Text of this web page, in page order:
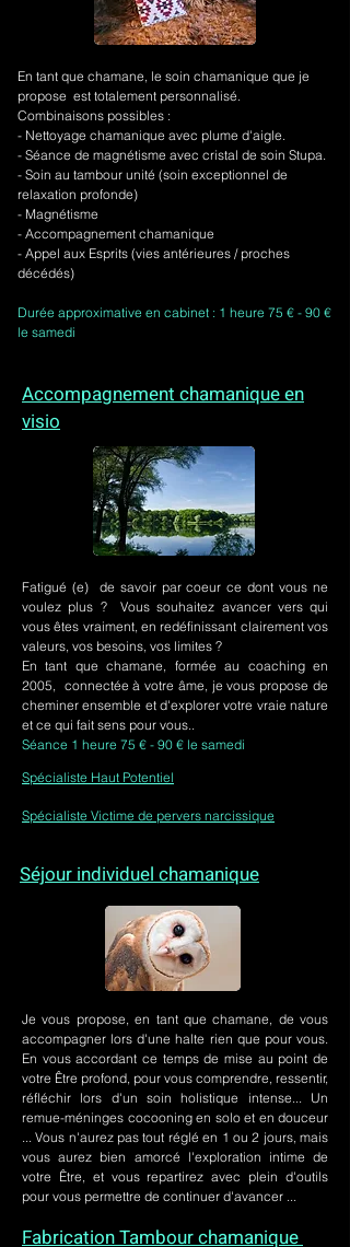
En tant que chamane, le soin chamanique que je
propose est totalement personnalisé.
Combinaisons possibles :
- Nettoyage chamanique avec plume d'aigle.
- Séance de magnétisme avec cristal de soin Stupa.
- Soin au tambour unité (soin exceptionnel de
relaxation profonde)
- Magnétisme
- Accompagnement chamanique
- Appel aux Esprits (vies antérieures / proches
décédés)
Durée approximative en cabinet : 1 heure 75 € - 90 €
le samedi
Accompagnement chamanique en
visio
Fatigué (e) de savoir par coeur ce dont vous ne
voulez plus ? Vous souhaitez avancer vers qui
vous êtes vraiment, en redéfinissant clairement vos
valeurs, vos besoins, vos limites ?
En tant que chamane, formée au coaching en
2005, connectée à votre âme, je vous propose de
cheminer ensemble et d'explorer votre vraie nature
et ce qui fait sens pour vous..
Séance 1 heure 75 € - 90 € le samedi
Spécialiste Haut Potentiel
Spécialiste Victime de pervers narcissique
Séjour individuel chamanique
Je vous propose, en tant que chamane, de vous
accompagner lors d'une halte rien que pour vous.
En vous accordant ce temps de mise au point de
votre Être profond, pour vous comprendre, ressentir,
réfléchir lors d'un soin holistique intense... Un
remue-méninges cocooning en solo et en douceur
... Vous n'aurez pas tout réglé en 1 ou 2 jours, mais
vous aurez bien amorcé l'exploration intime de
votre Être, et vous repartirez avec plein d'outils
pour vous permettre de continuer d'avancer ...
Fabrication Tambour chamanique